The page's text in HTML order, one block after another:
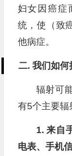
妇女因癌症
统，使（致
他病症。
二. 我们如何
辐射可
有5个主要辐
1. 来自
电表、手机